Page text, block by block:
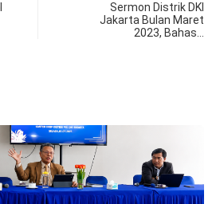
Sermon Distrik DKI
Jakarta Bulan Maret
2023, Bahas…